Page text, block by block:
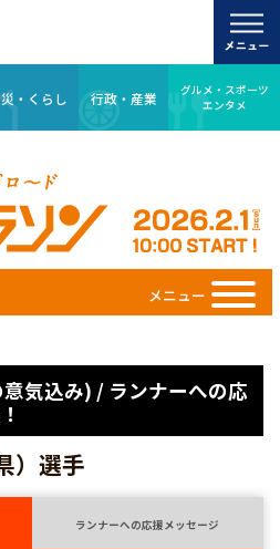
・くらし 行政・産業
グルメ・スポーツ
エンタメ
メニュー
気込み) / ランナーへの応
）選手
ランナーへの応援メッセージ